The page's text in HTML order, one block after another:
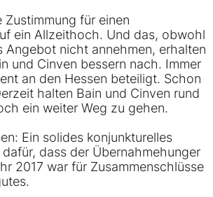
für einen
ein Allzeithoch. Und das, obwohl
Angebot nicht annehmen, erhalten
und Cinven bessern nach. Immer
an den Hessen beteiligt. Schon
halten Bain und Cinven rund
ein weiter Weg zu gehen.
Ein solides konjunkturelles
dass der Übernahmehunger
2017 war für Zusammenschlüsse